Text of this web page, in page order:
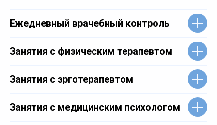
Ежедневный врачебный контроль
Занятия с физическим терапевтом
Занятия с эрготерапевтом
Занятия с медицинским психологом